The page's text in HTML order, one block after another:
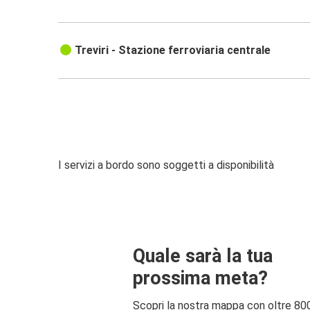
Treviri - Stazione ferroviaria centrale
I servizi a bordo sono soggetti a disponibilità
Quale sarà la tua
prossima meta?
Scopri la nostra mappa con oltre